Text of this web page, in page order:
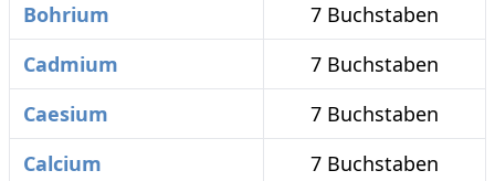
Bohrium
7 Buchstaben
Cadmium
7 Buchstaben
Caesium
7 Buchstaben
Calcium
7 Buchstaben